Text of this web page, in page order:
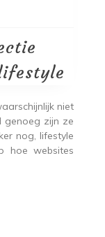
niet
genoeg zijn ze
nog, lifestyle
hoe websites